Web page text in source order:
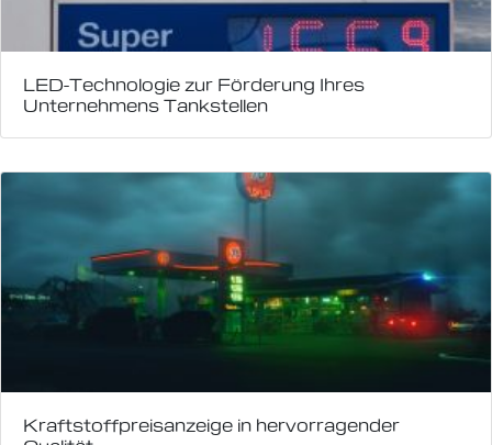
LED-Technologie zur Förderung Ihres
Unternehmens Tankstellen
Kraftstoffpreisanzeige in hervorragender